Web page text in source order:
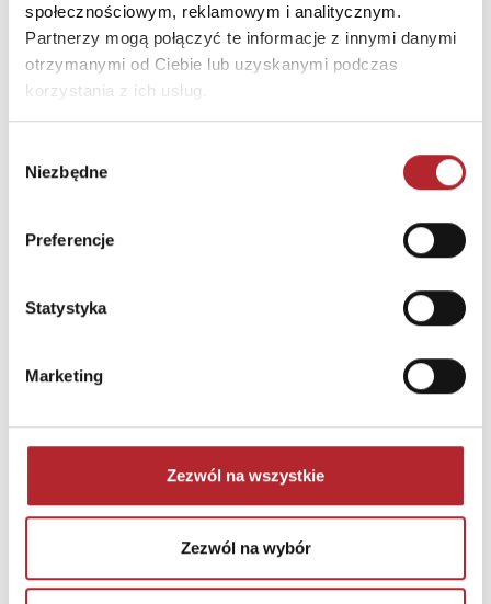
społecznościowym, reklamowym i analitycznym.
Partnerzy mogą połączyć te informacje z innymi danymi
otrzymanymi od Ciebie lub uzyskanymi podczas
korzystania z ich usług.
zgody
Niezbędne
Preferencje
Statystyka
Marketing
Zezwól na wszystkie
Zezwól na wybór
Sug. cena det.
NAJCZĘŚCIEJ KUPOWANE zobacz więcej
Wyłączność
TOP 100